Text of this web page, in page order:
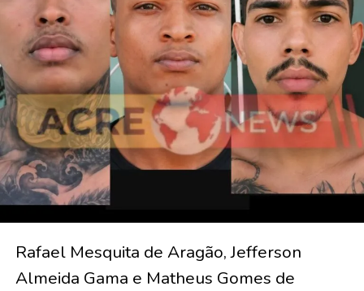
Rafael Mesquita de Aragão, Jefferson
Almeida Gama e Matheus Gomes de